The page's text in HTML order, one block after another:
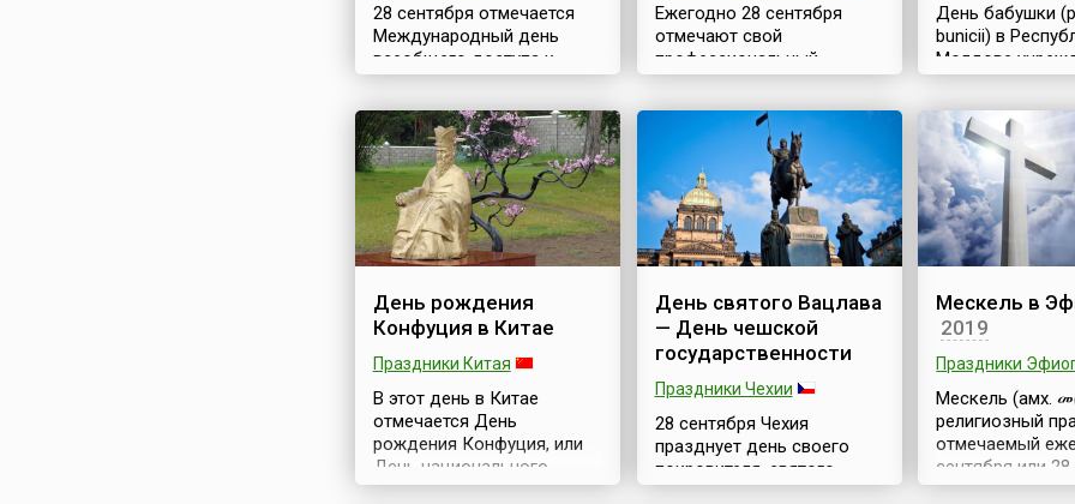
28 сентября отмечается
Международный день
всеобщего доступа к
информации (англ.
Universal Access to
Information) — памятная
дата, учреждённая
ЮНЕСКО в 2015 году.
Генеральная Ассамблея
ООН в 2019 году также
включила эту дату в
международных
дней.Придерживаясь
принципов Программы
устойчивого развития
общества, рассчитанной
на период до 2030 года, в
ЮНЕСКО обрат...
Ежегодно 28 сентября
отмечают свой
профессиональный
праздник работники
Казахстане. Официально
День работника атомной
отрасли установлен
Указом Президента
Республики от 12 мая 2008
года. Сам факт
учреждения праздника на
говорит о большой роли
атомной отрасли в
экономике страны.
История развития атомной
отрасли Казахстана уходит
корнями в советское
прошло...
День бабушки
bunicii) в
Молдове
12 сентября
отмечается
последнюю
документе
органам
управления
организациями
обеспечивать
организацию и
мероприятий в
День рождения
Конфуция в Китае
Праздники Китая
В этот день в Китае
отмечается День
рождения Конфуция, или
День национального
учителя. Конфуция (кит. 孔
День святого Вацлава
— День чешской
государственности
Праздники Чехии
28 сентября Чехия
празднует день своего
покровителя, святого
Вацлава (чешск. — Svatý
Мескель в
2019
Праздники
Мескель (амх.
религиозный
отмечаемый
сентября или 28
Само слово